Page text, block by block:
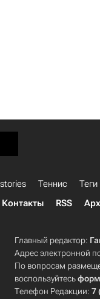
Теннис Теги
Контакты RSS
Главный редактор:
Адрес электронной
По вопросам
воспользуйтесь
Телефон Редакции:7